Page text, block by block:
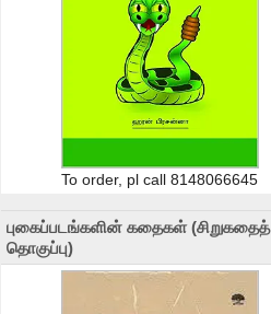
To order, pl call 8148066645
புகைப்படங்களின் கதைகள் (சிறுகதைத்
தொகுப்பு)